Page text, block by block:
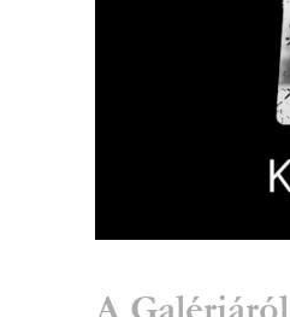
A Galériáról